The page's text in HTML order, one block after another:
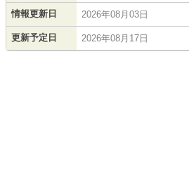
情報更新日 2026年08月03日
更新予定日 2026年08月17日